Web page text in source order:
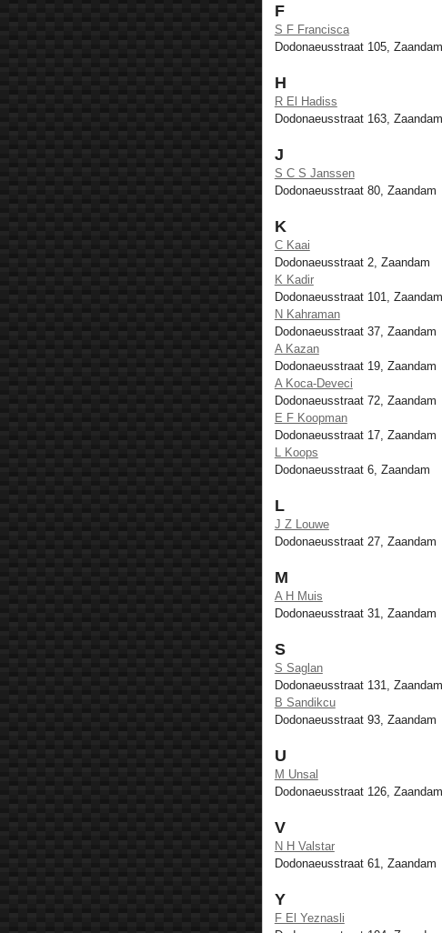
F
S F Francisca
Dodonaeusstraat 105, Zaandam
H
R El Hadiss
Dodonaeusstraat 163, Zaandam
J
S C S Janssen
Dodonaeusstraat 80, Zaandam
K
C Kaai
Dodonaeusstraat 2, Zaandam
K Kadir
Dodonaeusstraat 101, Zaandam
N Kahraman
Dodonaeusstraat 37, Zaandam
A Kazan
Dodonaeusstraat 19, Zaandam
A Koca-Deveci
Dodonaeusstraat 72, Zaandam
E F Koopman
Dodonaeusstraat 17, Zaandam
L Koops
Dodonaeusstraat 6, Zaandam
L
J Z Louwe
Dodonaeusstraat 27, Zaandam
M
A H Muis
Dodonaeusstraat 31, Zaandam
S
S Saglan
Dodonaeusstraat 131, Zaandam
B Sandikcu
Dodonaeusstraat 93, Zaandam
U
M Unsal
Dodonaeusstraat 126, Zaandam
V
N H Valstar
Dodonaeusstraat 61, Zaandam
Y
F El Yeznasli